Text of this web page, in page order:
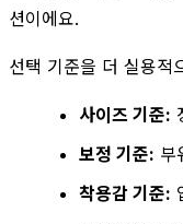
션이에요.
선택 기준을 더 실용적
사이즈 기준:
보정 기준: 부
착용감 기준: